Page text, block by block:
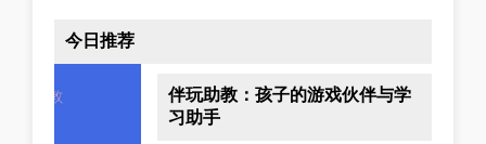
今日推荐
伴玩助教：孩子的游戏伙伴与学
习助手